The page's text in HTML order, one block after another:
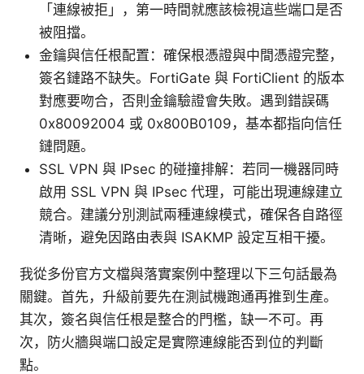
「連線被拒」，第一時間就應該檢視這些端口是否
被阻擋。
金鑰與信任根配置：確保根憑證與中間憑證完整，
簽名鏈路不缺失。FortiGate 與 FortiClient 的版本
對應要吻合，否則金鑰驗證會失敗。遇到錯誤碼
0x80092004 或 0x800B0109，基本都指向信任
鏈問題。
SSL VPN 與 IPsec 的碰撞排解：若同一機器同時
啟用 SSL VPN 與 IPsec 代理，可能出現連線建立
競合。建議分別測試兩種連線模式，確保各自路徑
清晰，避免因路由表與 ISAKMP 設定互相干擾。
我從多份官方文檔與落實案例中整理以下三句話最為
關鍵。首先，升級前要先在測試機跑通再推到生產。
其次，簽名與信任根是整合的門檻，缺一不可。再
次，防火牆與端口設定是實際連線能否到位的判斷
點。